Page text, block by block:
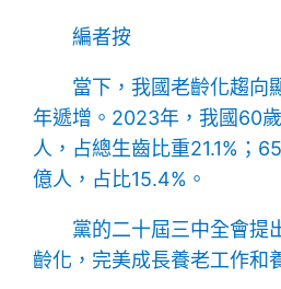
編者按
當下，我國老齡化趨向
年遞增。2023年，我國60
人，占總生齒比重21.1%；
億人，占比15.4%。
黨的二十屆三中全會提
齡化，完美成長養老工作和